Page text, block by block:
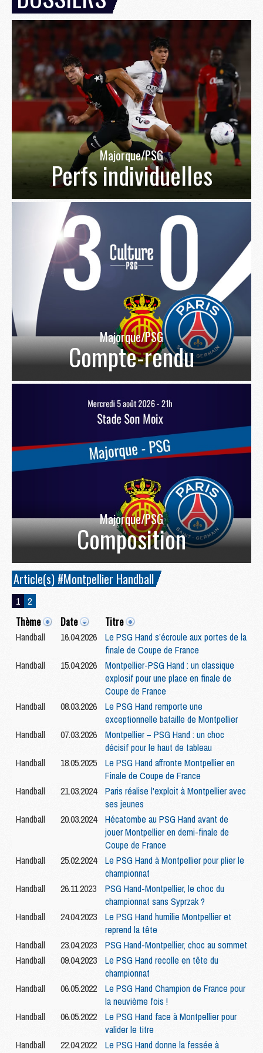
Majorque/PSG
Perfs individuelles
Majorque/PSG
Compte-rendu
Majorque/PSG
Composition
Article(s) #Montpellier Handball
1 2
Thème Date Titre
Handball 16.04.2026
Le PSG Hand s’écroule aux portes de la
finale de Coupe de France
Handball
15.04.2026
Montpellier-PSG Hand : un classique
explosif pour une place en finale de
Coupe de France
Handball
08.03.2026
Le PSG Hand remporte une
exceptionnelle bataille de Montpellier
Handball
07.03.2026
Montpellier – PSG Hand : un choc
décisif pour le haut de tableau
Handball
18.05.2025
Le PSG Hand affronte Montpellier en
Finale de Coupe de France
Handball
21.03.2024
Paris réalise l'exploit à Montpellier avec
ses jeunes
Handball
20.03.2024
Hécatombe au PSG Hand avant de
jouer Montpellier en demi-finale de
Coupe de France
Handball
25.02.2024
Le PSG Hand à Montpellier pour plier le
championnat
Handball
26.11.2023
PSG Hand-Montpellier, le choc du
championnat sans Syprzak ?
Handball
24.04.2023
Le PSG Hand humilie Montpellier et
reprend la tête
Handball
23.04.2023
PSG Hand-Montpellier, choc au sommet
Handball
09.04.2023
Le PSG Hand recolle en tête du
championnat
Handball
06.05.2022
Le PSG Hand Champion de France pour
la neuvième fois !
Handball
06.05.2022
Le PSG Hand face à Montpellier pour
valider le titre
Handball
22.04.2022
Le PSG Hand donne la fessée à